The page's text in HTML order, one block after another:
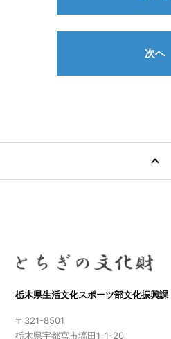
次へ
栃木県生活文化スポーツ部文化振興課
〒321-8501
栃木県宇都宮市塙田1-1-20